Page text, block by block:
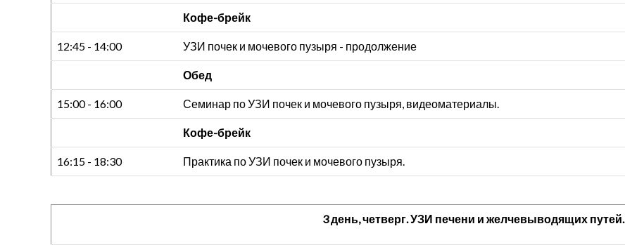
Кофе-брейк
12:45 - 14:00 УЗИ почек и мочевого пузыря - продолжение
Обед
15:00 - 16:00 Семинар по УЗИ почек и мочевого пузыря, видеоматериалы.
Кофе-брейк
16:15 - 18:30 Практика по УЗИ почек и мочевого пузыря.
3 день, четверг. УЗИ печени и желчевыводящих путей.